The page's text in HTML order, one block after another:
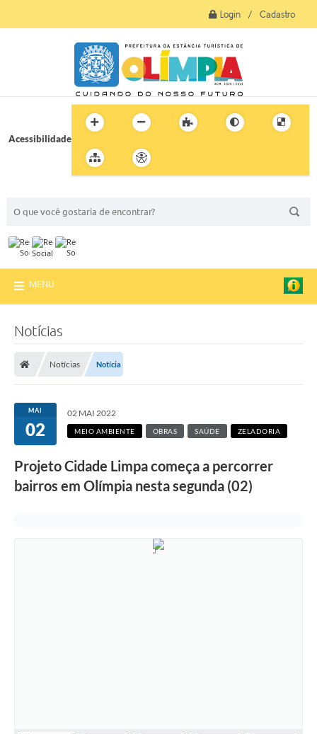
Login / Cadastro
Acessibilidade
MENU
Notícias
Notícias Notícia
MAI
02
02 MAI 2022
MEIO AMBIENTE OBRAS SAÚDE ZELADORIA
Projeto Cidade Limpa começa a percorrer
bairros em Olímpia nesta segunda (02)